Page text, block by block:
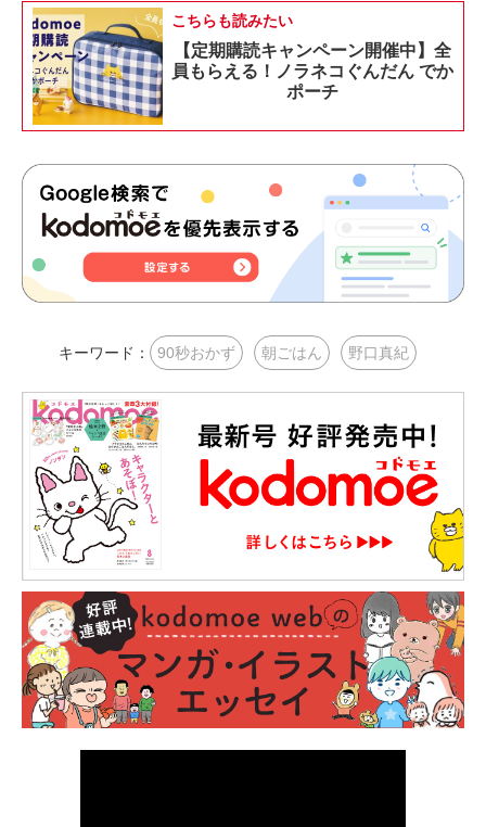
こちらも読みたい
【定期購読キャンペーン開催中】全
員もらえる！ノラネコぐんだん でか
ポーチ
キーワード： 90秒おかず 朝ごはん 野口真紀